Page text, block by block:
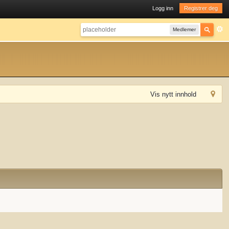
Logg inn Registrer deg
Medlemer
Vis nytt innhold